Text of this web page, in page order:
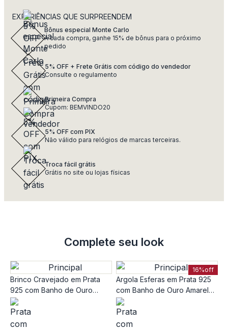
EXPERIÊNCIAS QUE SURPREENDEM
Bônus especial Monte Carlo
A cada compra, ganhe 15% de bônus para o próximo
pedido
5% OFF + Frete Grátis com código do vendedor
Consulte o regulamento
Primeira Compra
Cupom: BEMVINDO20
5% OFF com PIX
Não válido para relógios de marcas terceiras.
Troca fácil grátis
Grátis no site ou lojas físicas
Complete seu look
Brinco Cravejado em Prata
925 com Banho de Ouro
Amarelo 18k
16%off
Argola Esferas em Prata 925
com Banho de Ouro Amarelo
18k